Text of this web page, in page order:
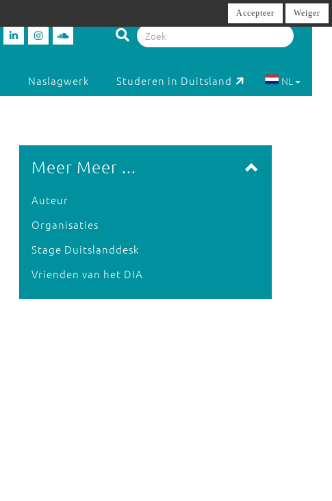
Naslagwerk Studeren in Duitsland NL
Meer Meer ...
Auteur
Organisaties
Stage Duitslanddesk
Vrienden van het DIA
Accepteer Weiger